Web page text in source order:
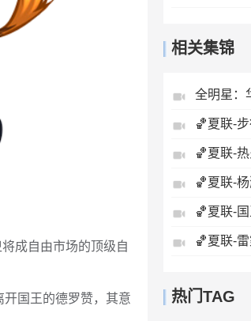
成自由市场的顶级自
国王的德罗赞，其意
相关集锦
热门TAG